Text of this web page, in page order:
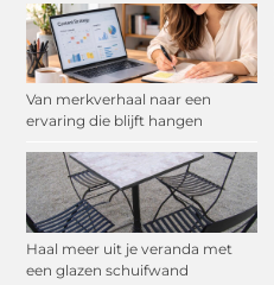
Van merkverhaal naar een
ervaring die blijft hangen
Haal meer uit je veranda met
een glazen schuifwand